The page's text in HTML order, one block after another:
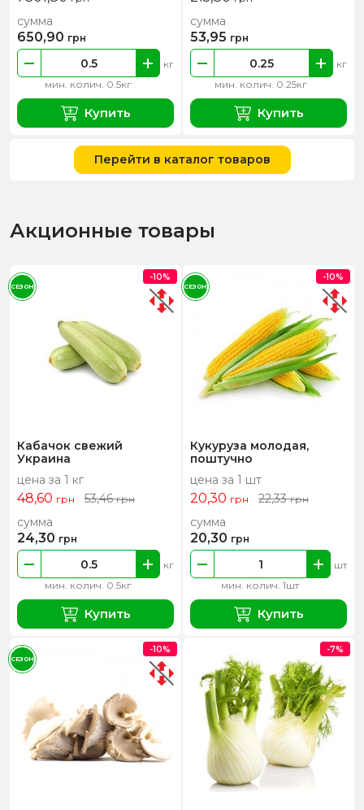
мин. колич. 0.5кг
кг
сумма
650,90 грн
Купить
мин. колич. 0.25кг
кг
сумма
53,95 грн
Купить
Перейти в каталог товаров
Акционные товары
Кабачок свежий
Украина
цена за 1 кг
48,60 грн 53,46грн
мин. колич. 0.5кг
кг
сумма
24,30 грн
Купить
-10%
СЕЗОН
Кукуруза молодая,
поштучно
цена за 1 шт
20,30 грн 22,33грн
мин. колич. 1шт
шт
сумма
20,30 грн
Купить
-10%
СЕЗОН
-10%
СЕЗОН
-7%